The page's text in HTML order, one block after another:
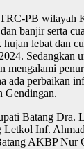
PB wilayah
banjir serta
lebat dan
Sedangkan
mengalami
ada perbaikan
Gendingan.
Batang Dra.
Inf.
AKBP Nur